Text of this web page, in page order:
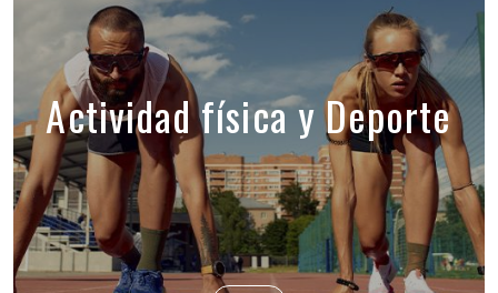
Actividad física y Deporte